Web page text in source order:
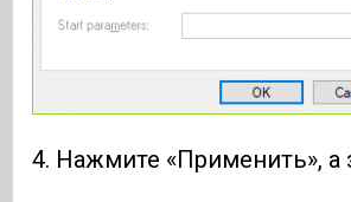
4. Нажмите «Применить», а